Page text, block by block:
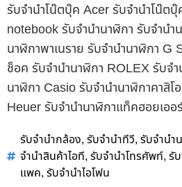
รับจำนำโน๊ตบุ๊ค Acer รับจำนำโน๊ต
notebook รับจำนำนาฬิกา รับจำนำ
นาฬิกาพาเนราย รับจำนำนาฬิกา G
ช็อค รับจำนำนาฬิกา ROLEX รับจำ
นาฬิกา Casio รับจำนำนาฬิกาคาสิโ
Heuer รับจำนำนาฬิกาแท็คฮอยเออ
รับจำนำกล้อง, รับจำนำทีวี, รับจำนำ
จำนำสินค้าไอที, รับจำนำโทรศัพท์, รั
แพค, รับจำนำไอโฟน